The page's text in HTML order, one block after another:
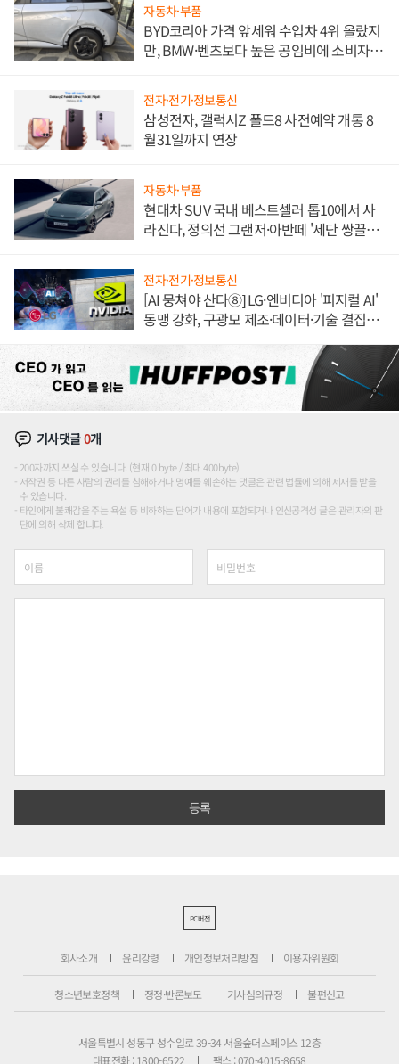
자동차·부품
BYD코리아 가격 앞세워 수입차 4위 올랐지
만, BMW·벤츠보다 높은 공임비에 소비자
전자·전기·정보통신
삼성전자, 갤럭시Z 폴드8 사전예약 개통 8
월31일까지 연장
자동차·부품
현대차 SUV 국내 베스트셀러 톱10에서 사
라진다, 정의선 그랜저·아반떼 '세단 쌍끌
전자·전기·정보통신
[AI 뭉쳐야 산다⑧] LG·엔비디아 '피지컬 AI'
동맹 강화, 구광모 제조·데이터·기술 결집
기사댓글0개
200자까지 쓰실 수 있습니다. (현재 0 byte / 최대 400byte)
저작권 등 다른 사람의 권리를 침해하거나 명예를 훼손하는 댓글은 관련 법률에 의해 제재를 받을
수 있습니다.
타인에게 불쾌감을 주는 욕설 등 비하하는 단어가 내용에 포함되거나 인신공격성 글은 관리자의 판
단에 의해 삭제 합니다.
PC버전
회사소개 윤리강령 개인정보처리방침 이용자위원회
청소년보호정책 정정·반론보도 기사심의규정 불편신고
서울특별시 성동구 성수일로 39-34 서울숲더스페이스 12층
대표전화 : 1800-6522
팩스 : 070-4015-8658